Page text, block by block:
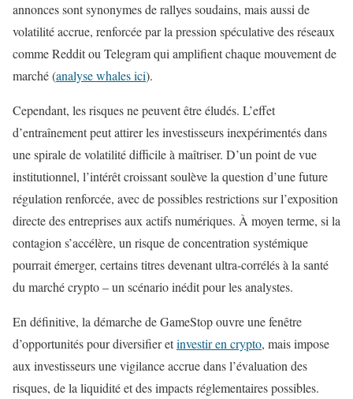
annonces sont synonymes de rallyes soudains, mais aussi de
volatilité accrue, renforcée par la pression spéculative des réseaux
comme Reddit ou Telegram qui amplifient chaque mouvement de
marché (analyse whales ici).
Cependant, les risques ne peuvent être éludés. L’effet
d’entraînement peut attirer les investisseurs inexpérimentés dans
une spirale de volatilité difficile à maîtriser. D’un point de vue
institutionnel, l’intérêt croissant soulève la question d’une future
régulation renforcée, avec de possibles restrictions sur l’exposition
directe des entreprises aux actifs numériques. À moyen terme, si la
contagion s’accélère, un risque de concentration systémique
pourrait émerger, certains titres devenant ultra-corrélés à la santé
du marché crypto – un scénario inédit pour les analystes.
En définitive, la démarche de GameStop ouvre une fenêtre
d’opportunités pour diversifier etinvestir en crypto, mais impose
aux investisseurs une vigilance accrue dans l’évaluation des
risques, de la liquidité et des impacts réglementaires possibles.